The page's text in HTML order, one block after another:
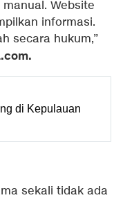
Website
informasi.
secara hukum,”
di Kepulauan
sekali tidak ada